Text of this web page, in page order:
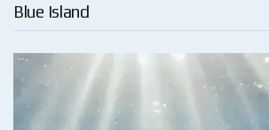
Blue Island